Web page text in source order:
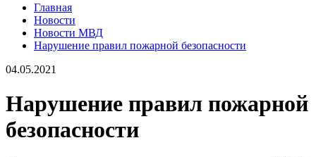
Главная
Новости
Новости МВД
Нарушение правил пожарной безопасности
04.05.2021
Нарушение правил пожарной
безопасности